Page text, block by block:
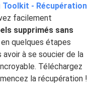
Toolkit - Récupération
facilement
supprimés sans
en quelques étapes
avoir à se soucier de la
Téléchargez
la récupération !